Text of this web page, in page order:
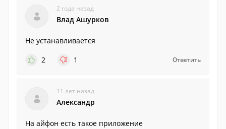
2 года назад
Влад Ашурков
Не устанавливается
2
1 Ответить
11 лет назад
Александр
На айфон есть такое приложение